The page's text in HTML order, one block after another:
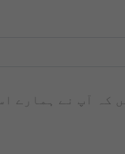
کہ آپ نے